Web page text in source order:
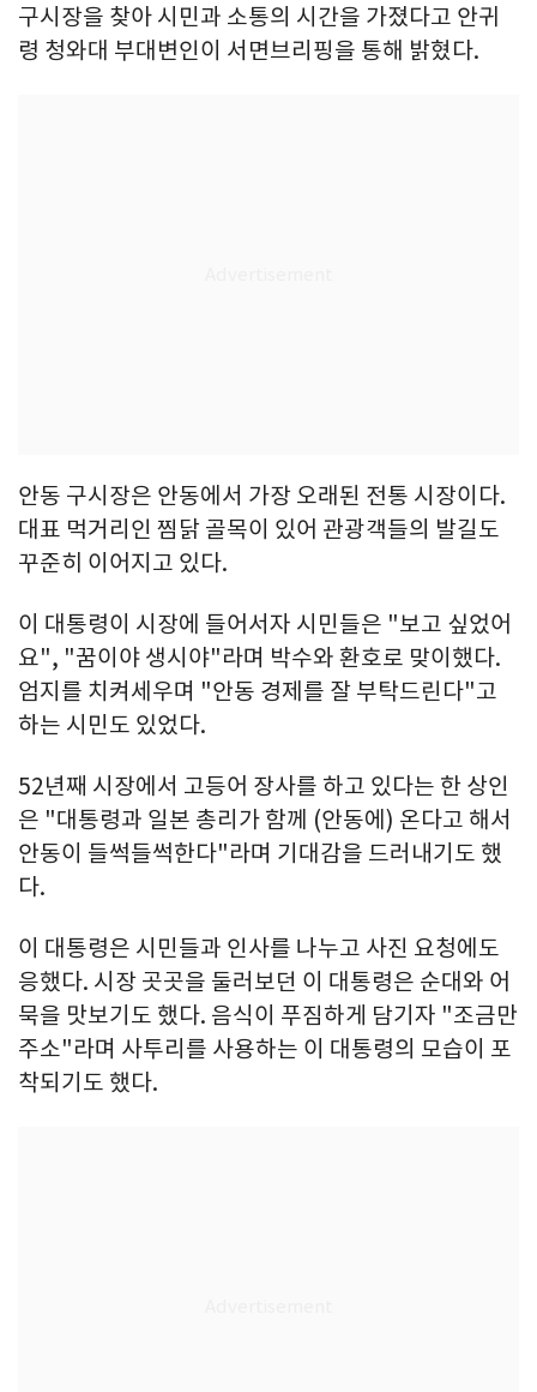
구시장을 찾아 시민과 소통의 시간을 가졌다고 안귀
령 청와대 부대변인이 서면브리핑을 통해 밝혔다.
안동 구시장은 안동에서 가장 오래된 전통 시장이다.
대표 먹거리인 찜닭 골목이 있어 관광객들의 발길도
꾸준히 이어지고 있다.
이 대통령이 시장에 들어서자 시민들은 "보고 싶었어
요", "꿈이야 생시야"라며 박수와 환호로 맞이했다.
엄지를 치켜세우며 "안동 경제를 잘 부탁드린다"고
하는 시민도 있었다.
52년째 시장에서 고등어 장사를 하고 있다는 한 상인
은 "대통령과 일본 총리가 함께 (안동에) 온다고 해서
안동이 들썩들썩한다"라며 기대감을 드러내기도 했
다.
이 대통령은 시민들과 인사를 나누고 사진 요청에도
응했다. 시장 곳곳을 둘러보던 이 대통령은 순대와 어
묵을 맛보기도 했다. 음식이 푸짐하게 담기자 "조금만
주소"라며 사투리를 사용하는 이 대통령의 모습이 포
착되기도 했다.